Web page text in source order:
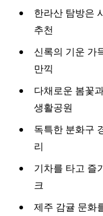
한라산 탐방은
추천
신록의 기운 가
만끽
다채로운 봄꽃
생활공원
독특한 분화구
리
기차를 타고 즐
크
제주 감귤 문화